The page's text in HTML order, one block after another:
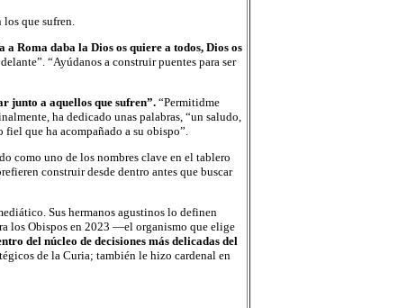
los que sufren.
a Roma daba la Dios os quiere a todos, Dios os
“Ayúdanos a construir puentes para ser
junto a aquellos que sufren”.“Permitidme
ha dedicado unas palabras, “un saludo,
que ha acompañado a su obispo”.
como uno de los nombres clave en el tablero
construir desde dentro antes que buscar
Sus hermanos agustinos lo definen
los Obispos en 2023 —el organismo que elige
del núcleo de decisiones más delicadas del
de la Curia; también le hizo cardenal en